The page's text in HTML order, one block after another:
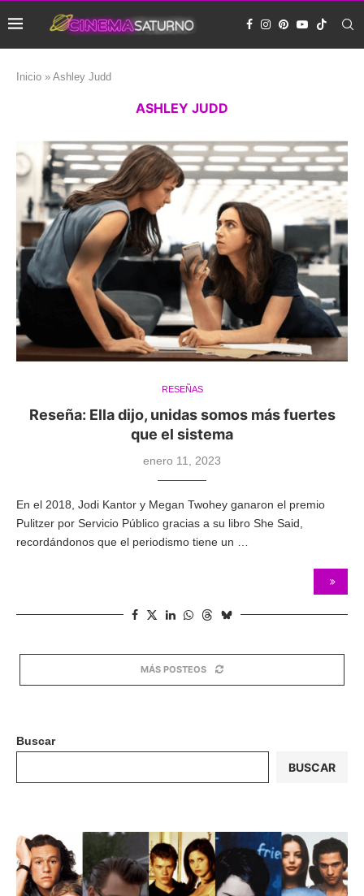
Inicio » Ashley Judd
ASHLEY JUDD
RESEÑAS
Reseña: Ella dijo, unidas somos más fuertes
que el sistema
enero 11, 2023
En el 2018, Jodi Kantor y Megan Twohey ganaron el premio
Pulitzer por Servicio Público gracias a su libro She Said,
recordándonos que el periodismo tiene un …
MÁS POSTEOS
Buscar
BUSCAR